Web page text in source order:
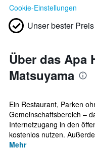
Cookie-Einstellungen
Unser bester Preis
Über das Apa
Matsuyama
Ein Restaurant, Parken
Gemeinschaftsbereich –
Internetzugang in den
kostenlos nutzen.
Mehr